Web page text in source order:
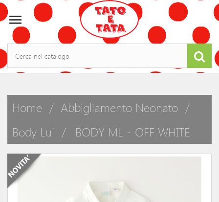

Home
Abbigliamento Neonato
Body Lui
BODY ML - OFF WHITE